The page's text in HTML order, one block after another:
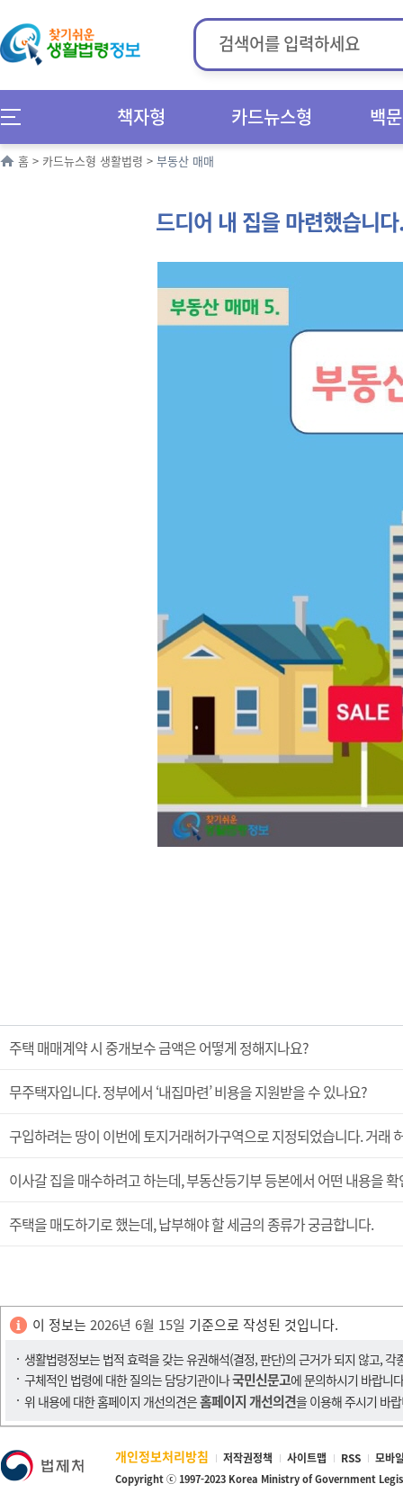
책자형 카드뉴스형 백
홈 > 카드뉴스형 생활법령 > 부동산 매매
드디어 내 집을 마련했습니
주택 매매계약 시 중개보수 금액은 어떻게 정해지나요?
무주택자입니다. 정부에서 ‘내집마련’ 비용을 지원받을 수 있나요?
구입하려는 땅이 이번에 토지거래허가구역으로 지정되었습니다. 거래
이사갈 집을 매수하려고 하는데, 부동산등기부 등본에서 어떤 내용을
주택을 매도하기로 했는데, 납부해야 할 세금의 종류가 궁금합니다.
이 정보는 2026년 6월 15일 기준으로 작성된 것입니다.
생활법령정보는 법적 효력을 갖는 유권해석(결정, 판단)의 근거가 되지 않고,
구체적인 법령에 대한 질의는 담당기관이나국민신문고에 문의하시기 바랍니
위 내용에 대한 홈페이지 개선의견은홈페이지 개선의견을 이용해 주시기 바
개인정보처리방침 저작권정책 사이트맵 RSS 모바
Copyright ⓒ 1997-2023 Korea Ministry of Government